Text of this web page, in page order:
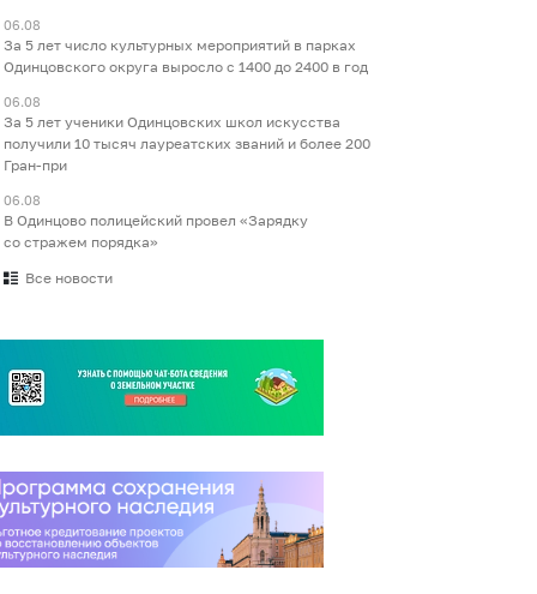
06.08
За 5 лет число культурных мероприятий в парках
Одинцовского округа выросло с 1400 до 2400 в год
06.08
За 5 лет ученики Одинцовских школ искусства
получили 10 тысяч лауреатских званий и более 200
Гран-при
06.08
В Одинцово полицейский провел «Зарядку
со стражем порядка»
Все новости